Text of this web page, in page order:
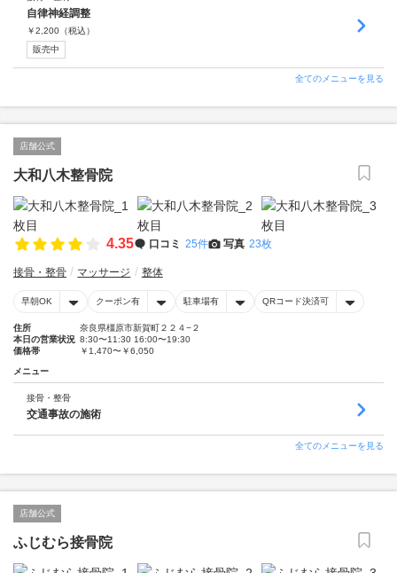
自律神経調整
￥2,200 （税込）
販売中
全てのメニューを見る
店舗公式
大和八木整骨院
4.35 口コミ 25件 写真 23枚
接骨・整骨 マッサージ 整体
早朝OK クーポン有 駐車場有 QRコード決済可
住所
奈良県橿原市新賀町２２４−２
本日の営業状況 8:30〜11:30 16:00〜19:30
価格帯
￥1,470〜￥6,050
メニュー
接骨・整骨
交通事故の施術
全てのメニューを見る
店舗公式
ふじむら接骨院